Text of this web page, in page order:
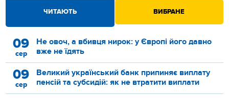
ЧИТАЮТЬ ВИБРАНЕ
09
сер
Не овоч, а вбивця нирок: у Європі його давно
вже не їдять
09
сер
Великий український банк припиняє виплату
пенсій та субсидій: як не втратити виплати